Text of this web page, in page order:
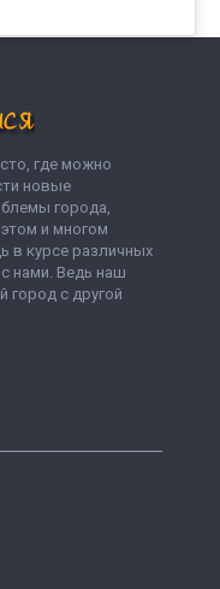
где можно
новые
города,
и многом
в курсе различных
нами. Ведь наш
город с другой